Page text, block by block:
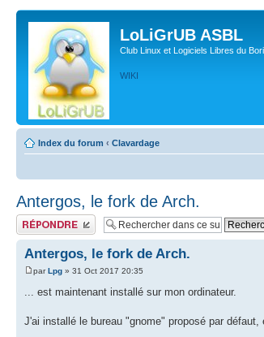
LoLiGrUB ASBL
Club Linux et Logiciels Libres du
WIKI
Index du forum ‹ Clavardage
Antergos, le fork de Arch.
Publier une réponse
Antergos, le fork de Arch.
parLpg » 31 Oct 2017 20:35
... est maintenant installé sur mon ordinateur.
J'ai installé le bureau "gnome" proposé par